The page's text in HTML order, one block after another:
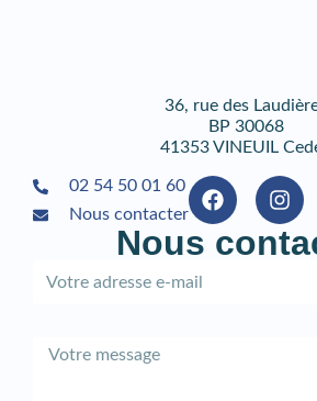
36, rue des
BP 30068
41353 VINEUIL
02 54 50 01 60
Nous contacter
Nous